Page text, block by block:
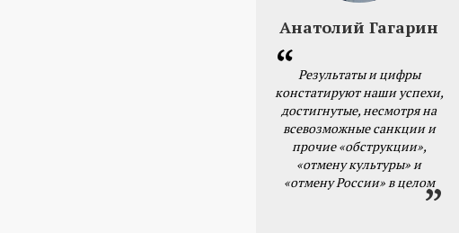
Анатолий Гагарин
Результаты и цифры
констатируют наши успехи,
достигнутые, несмотря на
всевозможные санкции и
прочие «обструкции»,
«отмену культуры» и
«отмену России» в целом